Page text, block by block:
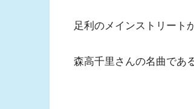
足利のメインストリート
森高千里さんの名曲であ